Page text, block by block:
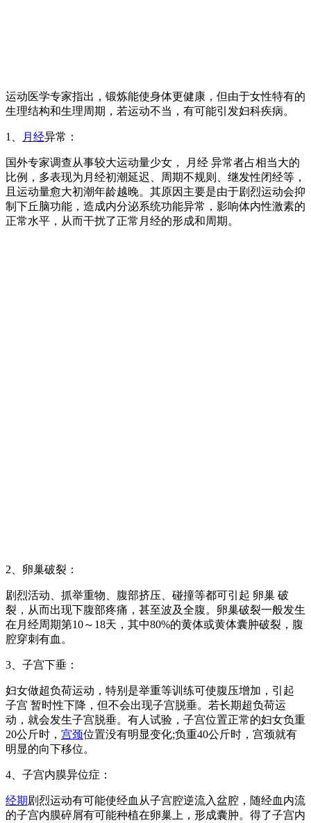
运动医学专家指出，锻炼能使身体更健康，但由于女性特有的
生理结构和生理周期，若运动不当，有可能引发妇科疾病。
1、 月经异常：
国外专家调查从事较大运动量少女， 月经 异常者占相当大的
比例，多表现为月经初潮延迟、周期不规则、继发性闭经等，
且运动量愈大初潮年龄越晚。其原因主要是由于剧烈运动会抑
制下丘脑功能，造成内分泌系统功能异常，影响体内性激素的
正常水平，从而干扰了正常月经的形成和周期。
2、卵巢破裂：
剧烈活动、抓举重物、腹部挤压、碰撞等都可引起 卵巢 破
裂，从而出现下腹部疼痛，甚至波及全腹。卵巢破裂一般发生
在月经周期第10～18天，其中80%的黄体或黄体囊肿破裂，腹
腔穿刺有血。
3、子宫下垂：
妇女做超负荷运动，特别是举重等训练可使腹压增加，引起
子宫 暂时性下降，但不会出现子宫脱垂。若长期超负荷运
动，就会发生子宫脱垂。有人试验，子宫位置正常的妇女负重
20公斤时， 宫颈位置没有明显变化;负重40公斤时，宫颈就有
明显的向下移位。
4、子宫内膜异位症：
经期剧烈运动有可能使经血从子宫腔逆流入盆腔，随经血内流
的子宫内膜碎屑有可能种植在卵巢上，形成囊肿。得了子宫内